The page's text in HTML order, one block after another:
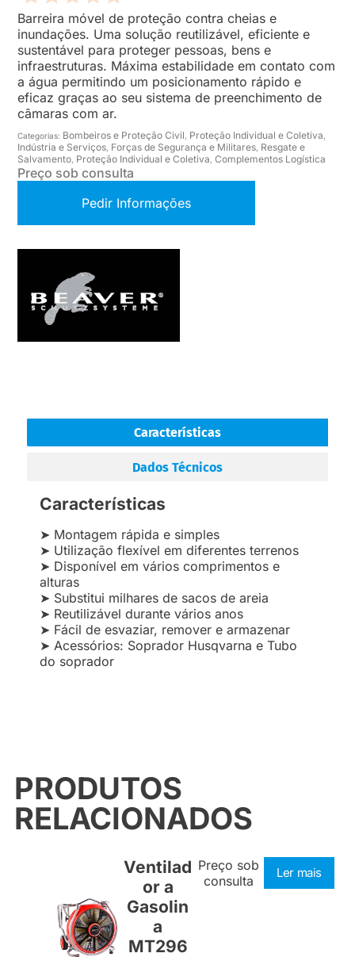
Barreira móvel de proteção contra cheias e
inundações. Uma solução reutilizável, eficiente e
sustentável para proteger pessoas, bens e
infraestruturas. Máxima estabilidade em contato com
a água permitindo um posicionamento rápido e
eficaz graças ao seu sistema de preenchimento de
câmaras com ar.
Categorias: Bombeiros e Proteção Civil, Proteção Individual e Coletiva,
Indústria e Serviços, Forças de Segurança e Militares, Resgate e
Salvamento, Proteção Individual e Coletiva,Complementos Logística
Preço sob consulta
Pedir Informações
Características
Dados Técnicos
Características
➤ Montagem rápida e simples
➤ Utilização flexível em diferentes terrenos
➤ Disponível em vários comprimentos e
alturas
➤ Substitui milhares de sacos de areia
➤ Reutilizável durante vários anos
➤ Fácil de esvaziar, remover e armazenar
➤ Acessórios: Soprador Husqvarna e Tubo
do soprador
PRODUTOS
RELACIONADOS
Ventilad
or a
Gasolin
a
MT296
Preço sob
consulta
Ler mais